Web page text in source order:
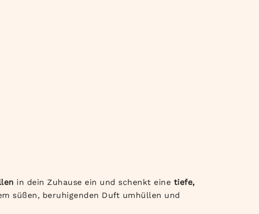
in dein Zuhause ein und schenkt eine tiefe,
süßen, beruhigenden Duft umhüllen und